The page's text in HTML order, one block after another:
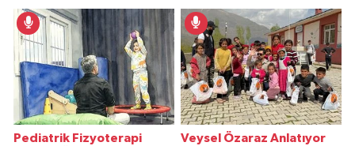
Pediatrik Fizyoterapi
Veysel Özaraz Anlatıyor